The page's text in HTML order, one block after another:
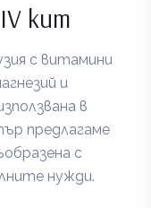
кит
с витамини
и
в
предлагаме
с
нужди.